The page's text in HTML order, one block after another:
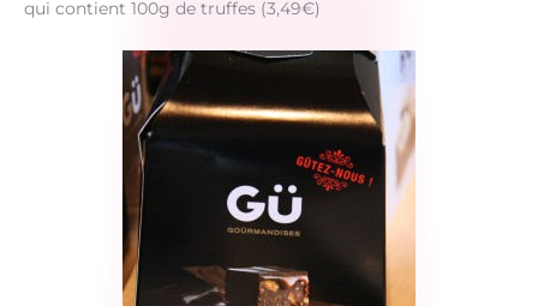
qui contient 100g de truffes (3,49€)